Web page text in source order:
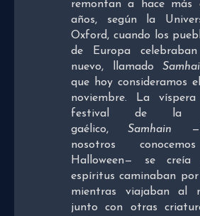
remontan a hace más
años, según la
Oxford, cuando los
de Europa
nuevo, llamado
que hoy consideramos
noviembre. La
festival de la
gaélico,Samhain
nosotros
Halloween— se
espíritus caminaban
mientras viajaban al
junto con otras